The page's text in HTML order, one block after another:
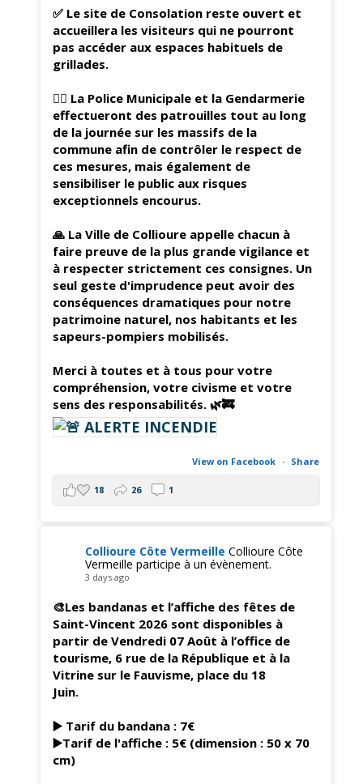
✅ Le site de Consolation reste ouvert et
accueillera les visiteurs qui ne pourront
pas accéder aux espaces habituels de
grillades.
👮‍♂️ La Police Municipale et la Gendarmerie
effectueront des patrouilles tout au long
de la journée sur les massifs de la
commune afin de contrôler le respect de
ces mesures, mais également de
sensibiliser le public aux risques
exceptionnels encourus.
🙏 La Ville de Collioure appelle chacun à
faire preuve de la plus grande vigilance et
à respecter strictement ces consignes. Un
seul geste d'imprudence peut avoir des
conséquences dramatiques pour notre
patrimoine naturel, nos habitants et les
sapeurs-pompiers mobilisés.
Merci à toutes et à tous pour votre
compréhension, votre civisme et votre
sens des responsabilités. 🌿🚒
View on Facebook · Share
18 26 1
Collioure Côte VermeilleCollioure Côte
Vermeille participe à un évènement.
3 days ago
🎨Les bandanas et l’affiche des fêtes de
Saint-Vincent 2026 sont disponibles à
partir de Vendredi 07 Août à l’office de
tourisme, 6 rue de la République et à la
Vitrine sur le Fauvisme, place du 18
Juin.
▶️ Tarif du bandana : 7€
▶️Tarif de l'affiche : 5€ (dimension : 50 x 70
cm)